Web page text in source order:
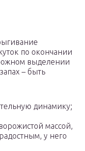
по окончании
выделении
– быть
динамику;
массой,
у него